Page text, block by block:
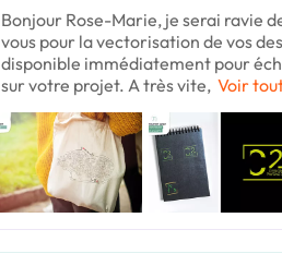
Bonjour Rose-Marie, je serai ravie
vous pour la vectorisation de vos
disponible immédiatement pour
sur votre projet. A très vite, Voir